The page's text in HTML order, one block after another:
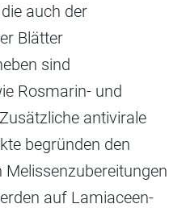
auch der
Blätter
sind
Rosmarin- und
antivirale
begründen den
auf Lamiaceen-